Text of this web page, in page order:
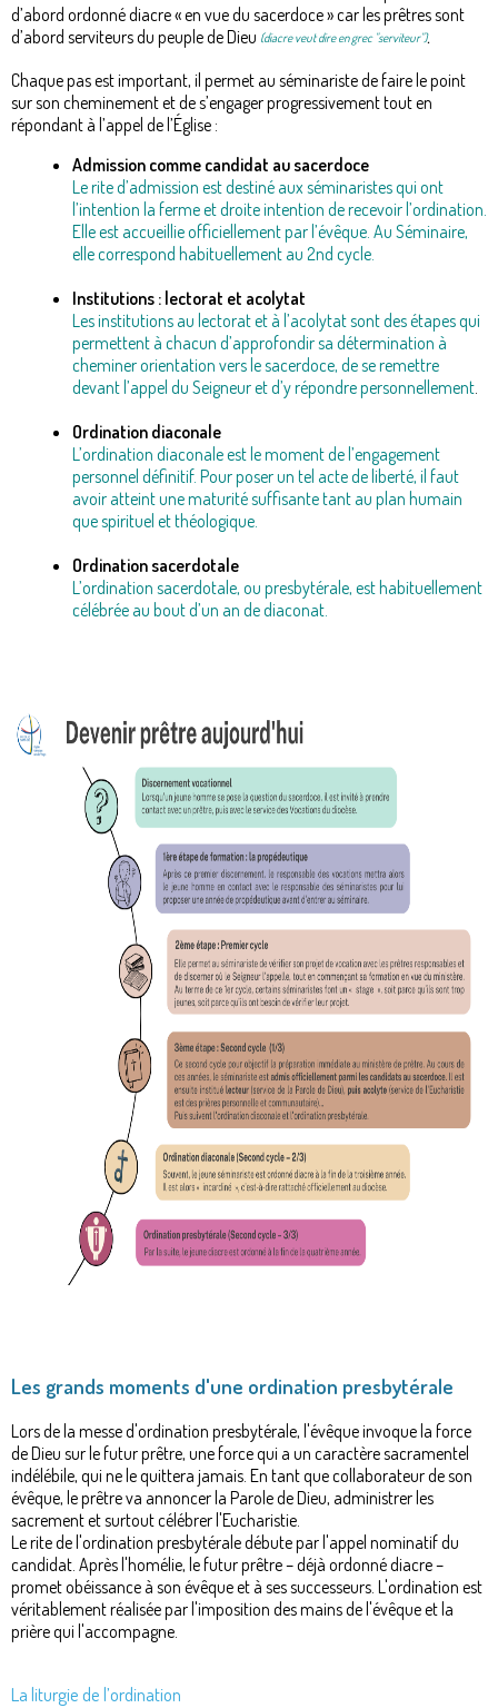
d’abord ordonné diacre « en vue du sacerdoce » car les prêtres sont
d’abord serviteurs du peuple de Dieu (diacre veut dire en grec "serviteur").
Chaque pas est important, il permet au séminariste de faire le point
sur son cheminement et de s’engager progressivement tout en
répondant à l’appel de l’Église :
Admission comme candidat au sacerdoce
Le rite d’admission est destiné aux séminaristes qui ont
l’intention la ferme et droite intention de recevoir l’ordination.
Elle est accueillie officiellement par l’évêque. Au Séminaire,
elle correspond habituellement au 2nd cycle.
Institutions : lectorat et acolytat
Les institutions au lectorat et à l’acolytat sont des étapes qui
permettent à chacun d’approfondir sa détermination à
cheminer orientation vers le sacerdoce, de se remettre
devant l’appel du Seigneur et d’y répondre personnellement
Ordination diaconale
L’ordination diaconale est le moment de l’engagement
personnel définitif. Pour poser un tel acte de liberté, il faut
avoir atteint une maturité suffisante tant au plan humain
que spirituel et théologique.
Ordination sacerdotale
L’ordination sacerdotale, ou presbytérale, est habituellement
célébrée au bout d’un an de diaconat.
Les grands moments d'une ordination presbytérale
Lors de la messe d'ordination presbytérale, l'évêque invoque la force
de Dieu sur le futur prêtre, une force qui a un caractère sacramentel
indélébile, qui ne le quittera jamais. En tant que collaborateur de son
évêque, le prêtre va annoncer la Parole de Dieu, administrer les
sacrement et surtout célébrer l'Eucharistie.
Le rite de l'ordination presbytérale débute par l'appel nominatif du
candidat. Après l'homélie, le futur prêtre – déjà ordonné diacre –
promet obéissance à son évêque et à ses successeurs. L'ordination est
véritablement réalisée par l'imposition des mains de l'évêque et la
prière qui l'accompagne.
La liturgie de l’ordination